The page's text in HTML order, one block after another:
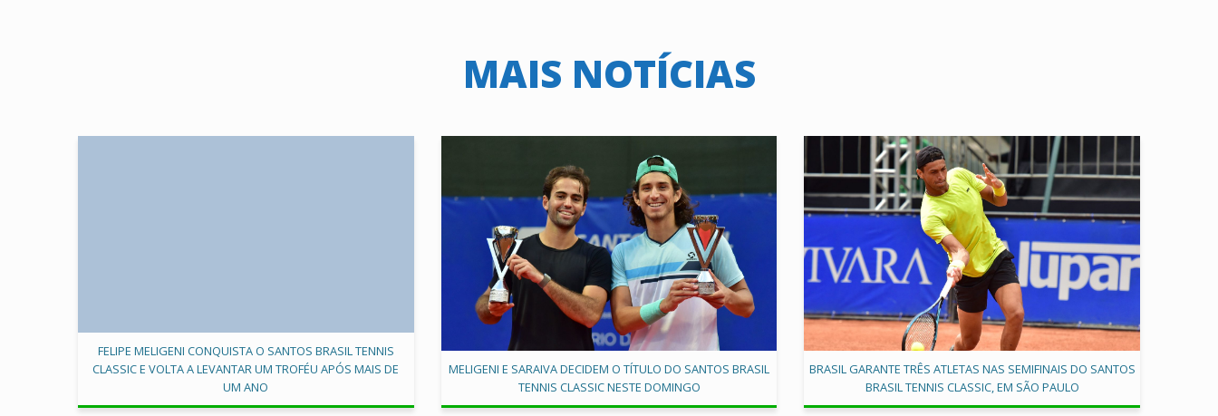
MAIS NOTÍCIAS
FELIPE MELIGENI CONQUISTA O SANTOS BRASIL TENNIS
CLASSIC E VOLTA A LEVANTAR UM TROFÉU APÓS MAIS DE
UM ANO
MELIGENI E SARAIVA DECIDEM O TÍTULO DO SANTOS BRASIL
TENNIS CLASSIC NESTE DOMINGO
BRASIL GARANTE TRÊS ATLETAS NAS SEMIFINAIS DO SANTOS
BRASIL TENNIS CLASSIC, EM SÃO PAULO